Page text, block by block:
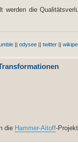
werden die
|| odysee|| twitter||
die Hammer-Aitoff-